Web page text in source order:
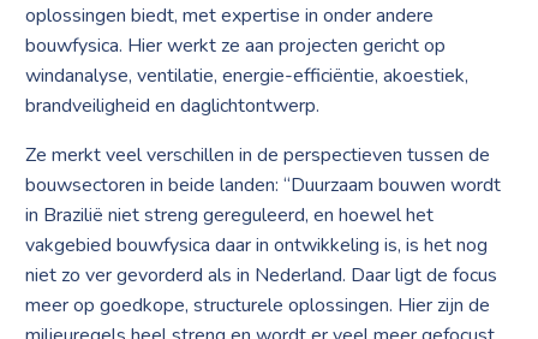
oplossingen biedt, met expertise in onder andere
bouwfysica. Hier werkt ze aan projecten gericht op
windanalyse, ventilatie, energie-efficiëntie, akoestiek,
brandveiligheid en daglichtontwerp.
Ze merkt veel verschillen in de perspectieven tussen de
bouwsectoren in beide landen: “Duurzaam bouwen wordt
in Brazilië niet streng gereguleerd, en hoewel het
vakgebied bouwfysica daar in ontwikkeling is, is het nog
niet zo ver gevorderd als in Nederland. Daar ligt de focus
meer op goedkope, structurele oplossingen. Hier zijn de